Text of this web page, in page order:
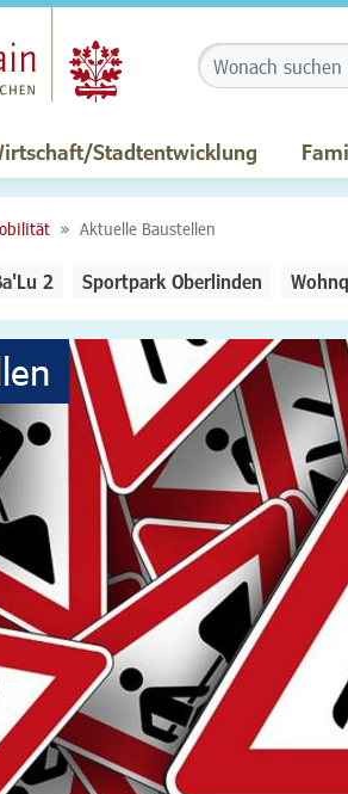
Stadtentwicklung
Aktuelle Baustellen
2 Sportpark Oberlinden